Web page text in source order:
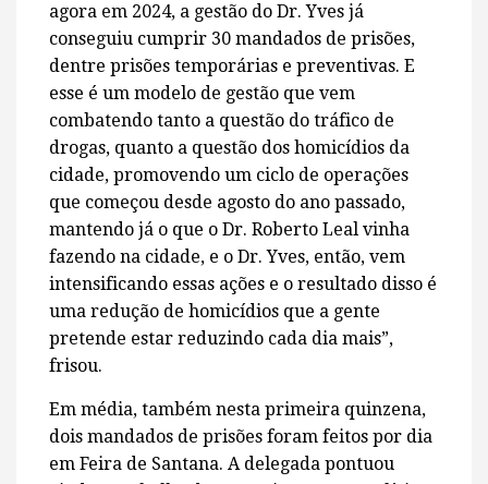
agora em 2024, a gestão do Dr. Yves já
conseguiu cumprir 30 mandados de prisões,
dentre prisões temporárias e preventivas. E
esse é um modelo de gestão que vem
combatendo tanto a questão do tráfico de
drogas, quanto a questão dos homicídios da
cidade, promovendo um ciclo de operações
que começou desde agosto do ano passado,
mantendo já o que o Dr. Roberto Leal vinha
fazendo na cidade, e o Dr. Yves, então, vem
intensificando essas ações e o resultado disso é
uma redução de homicídios que a gente
pretende estar reduzindo cada dia mais”,
frisou.
Em média, também nesta primeira quinzena,
dois mandados de prisões foram feitos por dia
em Feira de Santana. A delegada pontuou